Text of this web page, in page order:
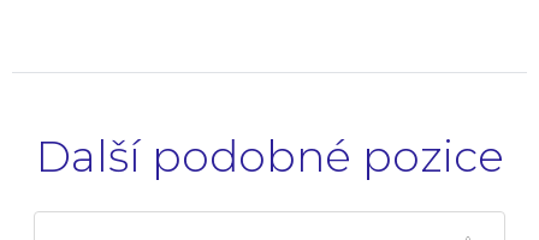
Další podobné pozice